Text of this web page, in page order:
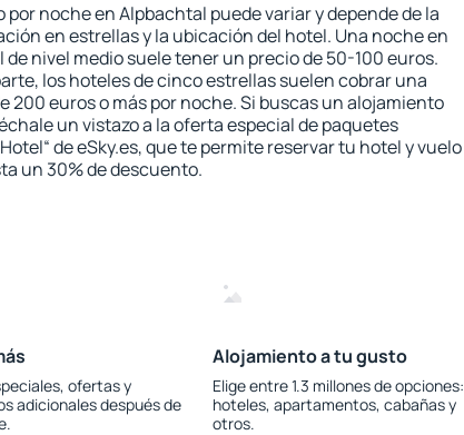
por noche en Alpbachtal puede variar y depende de la
en estrellas y la ubicación del hotel. Una noche en
de nivel medio suele tener un precio de 50-100 euros.
los hoteles de cinco estrellas suelen cobrar una
200 euros o más por noche. Si buscas un alojamiento
un vistazo a la oferta especial de paquetes
de eSky.es, que te permite reservar tu hotel y vuelo
un 30% de descuento.
ofertas y
adicionales después de
Alojamiento a tu gusto
Elige entre 1.3 millones de opciones:
hoteles, apartamentos, cabañas y
otros.